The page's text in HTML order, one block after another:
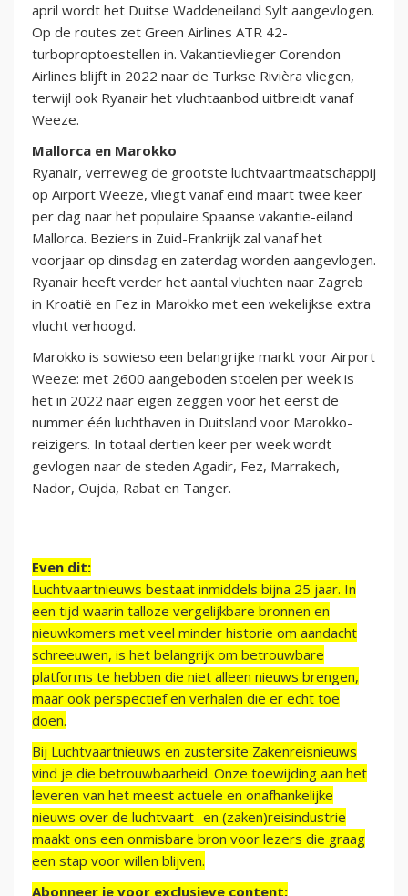
april wordt het Duitse Waddeneiland Sylt aangevlogen.
Op de routes zet Green Airlines ATR 42-
turboproptoestellen in. Vakantievlieger Corendon
Airlines blijft in 2022 naar de Turkse Rivièra vliegen,
terwijl ook Ryanair het vluchtaanbod uitbreidt vanaf
Weeze.
Mallorca en Marokko
Ryanair, verreweg de grootste luchtvaartmaatschappij
op Airport Weeze, vliegt vanaf eind maart twee keer
per dag naar het populaire Spaanse vakantie-eiland
Mallorca. Beziers in Zuid-Frankrijk zal vanaf het
voorjaar op dinsdag en zaterdag worden aangevlogen.
Ryanair heeft verder het aantal vluchten naar Zagreb
in Kroatië en Fez in Marokko met een wekelijkse extra
vlucht verhoogd.
Marokko is sowieso een belangrijke markt voor Airport
Weeze: met 2600 aangeboden stoelen per week is
het in 2022 naar eigen zeggen voor het eerst de
nummer één luchthaven in Duitsland voor Marokko-
reizigers. In totaal dertien keer per week wordt
gevlogen naar de steden Agadir, Fez, Marrakech,
Nador, Oujda, Rabat en Tanger.
Even dit:
Luchtvaartnieuws bestaat inmiddels bijna 25 jaar. In
een tijd waarin talloze vergelijkbare bronnen en
nieuwkomers met veel minder historie om aandacht
schreeuwen, is het belangrijk om betrouwbare
platforms te hebben die niet alleen nieuws brengen,
maar ook perspectief en verhalen die er echt toe
doen.
Bij Luchtvaartnieuws en zustersite Zakenreisnieuws
vind je die betrouwbaarheid. Onze toewijding aan het
leveren van het meest actuele en onafhankelijke
nieuws over de luchtvaart- en (zaken)reisindustrie
maakt ons een onmisbare bron voor lezers die graag
een stap voor willen blijven.
Abonneer je voor exclusieve content: